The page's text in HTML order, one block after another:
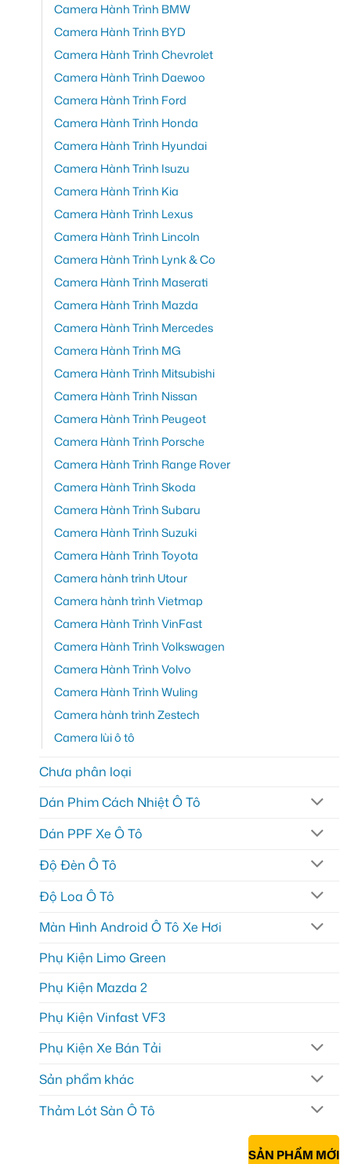
Camera Hành Trình BMW
Camera Hành Trình BYD
Camera Hành Trình Chevrolet
Camera Hành Trình Daewoo
Camera Hành Trình Ford
Camera Hành Trình Honda
Camera Hành Trình Hyundai
Camera Hành Trình Isuzu
Camera Hành Trình Kia
Camera Hành Trình Lexus
Camera Hành Trình Lincoln
Camera Hành Trình Lynk & Co
Camera Hành Trình Maserati
Camera Hành Trình Mazda
Camera Hành Trình Mercedes
Camera Hành Trình MG
Camera Hành Trình Mitsubishi
Camera Hành Trình Nissan
Camera Hành Trình Peugeot
Camera Hành Trình Porsche
Camera Hành Trình Range Rover
Camera Hành Trình Skoda
Camera Hành Trình Subaru
Camera Hành Trình Suzuki
Camera Hành Trình Toyota
Camera hành trình Utour
Camera hành trình Vietmap
Camera Hành Trình VinFast
Camera Hành Trình Volkswagen
Camera Hành Trình Volvo
Camera Hành Trình Wuling
Camera hành trình Zestech
Camera lùi ô tô
Chưa phân loại
Dán Phim Cách Nhiệt Ô Tô
Dán PPF Xe Ô Tô
Độ Đèn Ô Tô
Độ Loa Ô Tô
Màn Hình Android Ô Tô Xe Hơi
Phụ Kiện Limo Green
Phụ Kiện Mazda 2
Phụ Kiện Vinfast VF3
Phụ Kiện Xe Bán Tải
Sản phẩm khác
Thảm Lót Sàn Ô Tô
SẢN PHẨM MỚI